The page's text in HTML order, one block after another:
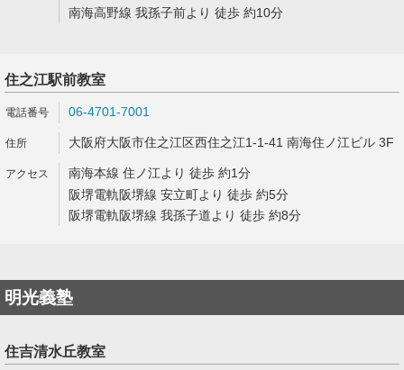
南海高野線 我孫子前より 徒歩 約10分
住之江駅前教室
06-4701-7001
大阪府大阪市住之江区西住之江1-1-41 南海住ノ江ビル 3F
南海本線 住ノ江より 徒歩 約1分
阪堺電軌阪堺線 安立町より 徒歩 約5分
阪堺電軌阪堺線 我孫子道より 徒歩 約8分
明光義塾
住吉清水丘教室